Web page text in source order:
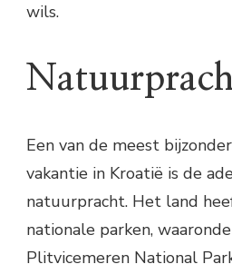
wils.
Een van de meest
vakantie in Kroatië is de
natuurpracht. Het land
nationale parken,
Plitvicemeren National